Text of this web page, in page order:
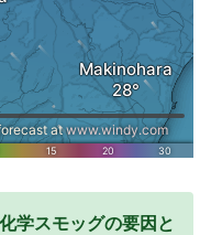
学スモッグの要因と